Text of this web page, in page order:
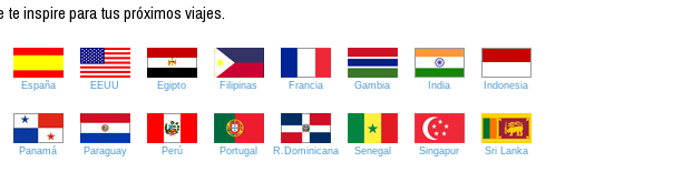
inspire para tus próximos viajes.
España EEUU Egipto Filipinas Francia Gambia India Indonesia
Panamá Paraguay Perú Portugal R.Dominicana Senegal Singapur Sri Lanka